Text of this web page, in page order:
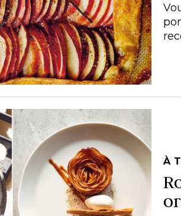
À